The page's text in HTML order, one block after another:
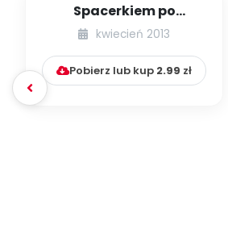
Spacerkiem po
Krakowie (inscenizacja
kwiecień 2013
Pobierz lub kup 2.99 zł